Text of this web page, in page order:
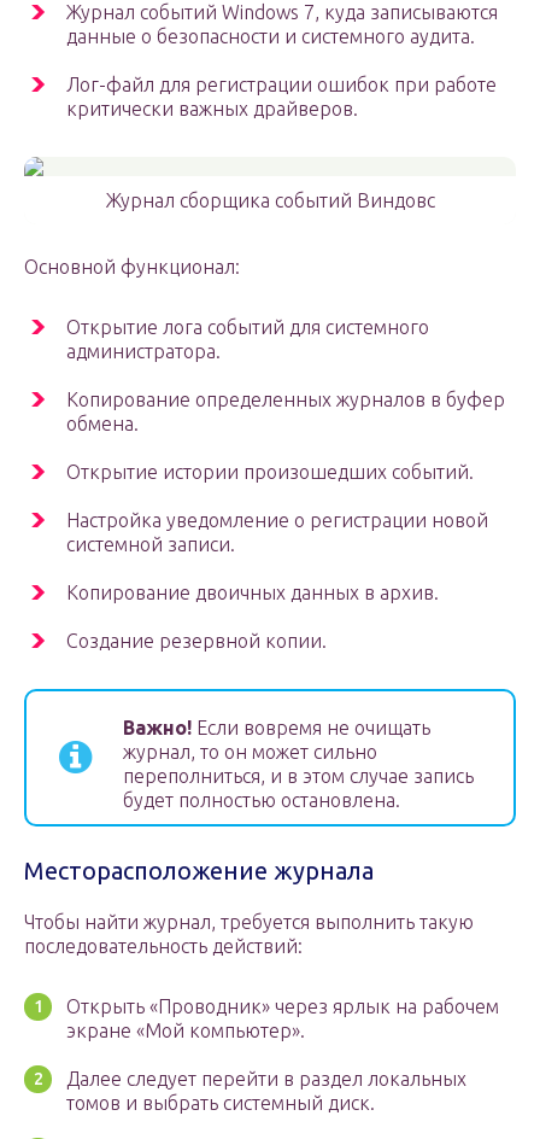
Журнал событий Windows 7, куда записываются
данные о безопасности и системного аудита.
Лог-файл для регистрации ошибок при работе
критически важных драйверов.
Журнал сборщика событий Виндовс
Основной функционал:
Открытие лога событий для системного
администратора.
Копирование определенных журналов в буфер
обмена.
Открытие истории произошедших событий.
Настройка уведомление о регистрации новой
системной записи.
Копирование двоичных данных в архив.
Создание резервной копии.
Важно! Если вовремя не очищать
журнал, то он может сильно
переполниться, и в этом случае запись
будет полностью остановлена.
Месторасположение журнала
Чтобы найти журнал, требуется выполнить такую
последовательность действий:
Открыть «Проводник» через ярлык на рабочем
экране «Мой компьютер».
Далее следует перейти в раздел локальных
томов и выбрать системный диск.